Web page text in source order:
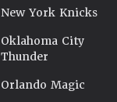
New York Knicks
Oklahoma City
Thunder
Orlando Magic